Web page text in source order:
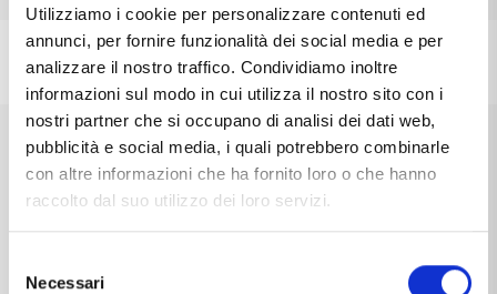
Utilizziamo i cookie per personalizzare contenuti ed
annunci, per fornire funzionalità dei social media e per
analizzare il nostro traffico. Condividiamo inoltre
informazioni sul modo in cui utilizza il nostro sito con i
nostri partner che si occupano di analisi dei dati web,
pubblicità e social media, i quali potrebbero combinarle
con altre informazioni che ha fornito loro o che hanno
raccolto dal suo utilizzo dei loro servizi.
delNecessari
MABINA
Orecchini Mabina a pendente da
donna con perle coltivate e zirconi
563970
€44,00
MABINA
Collana uomo in argento dorato
catena spiga 553877
€159,00